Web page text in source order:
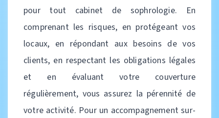
pour tout cabinet de sophrologie. En
comprenant les risques, en protégeant vos
locaux, en répondant aux besoins de vos
clients, en respectant les obligations légales
et en évaluant votre couverture
régulièrement, vous assurez la pérennité de
votre activité. Pour un accompagnement sur-